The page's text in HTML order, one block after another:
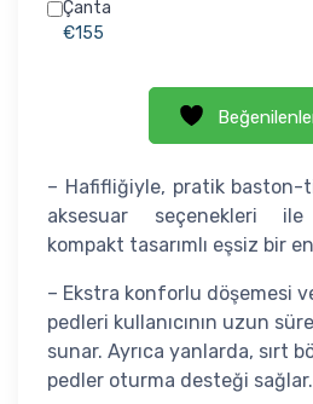
Çanta
€155
– Hafifliğiyle, pratik baston-
aksesuar seçenekleri ile
kompakt tasarımlı eşsiz bir
– Ekstra konforlu döşemesi
pedleri kullanıcının uzun
sunar. Ayrıca yanlarda, sırt
pedler oturma desteği sağlar.